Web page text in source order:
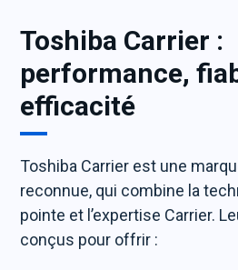
Toshiba Carrier :
performance,
efficacité
Toshiba Carrier est une
reconnue, qui combine la
pointe et l’expertise Carrier.
conçus pour offrir :